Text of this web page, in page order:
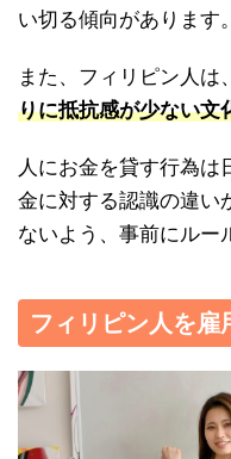
い切る傾向があります。
また、フィリピン人は、
りに抵抗感が少ない文
人にお金を貸す行為は
金に対する認識の違い
ないよう、事前にルー
フィリピン人を雇